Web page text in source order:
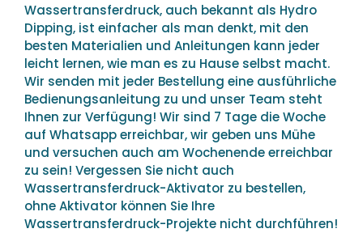
Wassertransferdruck, auch bekannt als Hydro
Dipping, ist einfacher als man denkt, mit den
besten Materialien und Anleitungen kann jeder
leicht lernen, wie man es zu Hause selbst macht.
Wir senden mit jeder Bestellung eine ausführliche
Bedienungsanleitung zu und unser Team steht
Ihnen zur Verfügung! Wir sind 7 Tage die Woche
auf Whatsapp erreichbar, wir geben uns Mühe
und versuchen auch am Wochenende erreichbar
zu sein! Vergessen Sie nicht auch
Wassertransferdruck-Aktivator zu bestellen,
ohne Aktivator können Sie Ihre
Wassertransferdruck-Projekte nicht durchführen!